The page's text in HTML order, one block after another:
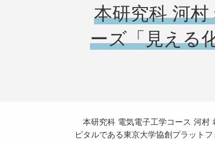
本研究科 河
ーズ「見える
本研究科 電気電子工学コース 河村
ピタルである東京大学協創プラット